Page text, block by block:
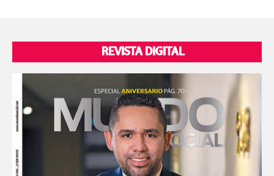
REVISTA DIGITAL